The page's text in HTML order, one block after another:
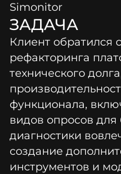
Simonitor
ЗАДАЧА
Клиент обратился
рефакторинга
технического
функционала,
видов опросов для
диагностики
создание
инструментов и